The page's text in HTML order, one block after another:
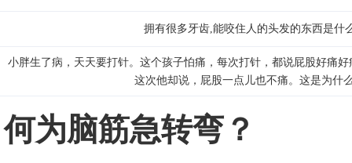
拥有很多牙齿,能咬住人的头发的东西是什
小胖生了病，天天要打针。这个孩子怕痛，每次打针，都说屁股好痛
这次他却说，屁股一点儿也不痛。这是为什
何为脑筋急转弯？